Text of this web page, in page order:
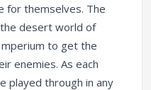
for themselves. The
desert world of
to get the
enemies. As each
played through in any